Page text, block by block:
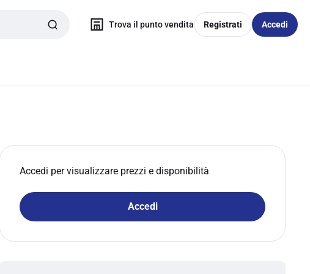
Trova il punto vendita Registrati Accedi
Accedi per visualizzare prezzi e disponibilità
Accedi